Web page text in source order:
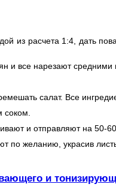
из расчета 1:4, дать
и все нарезают средними
салат. Все
и отправляют на 50-
по желанию, украсив
и